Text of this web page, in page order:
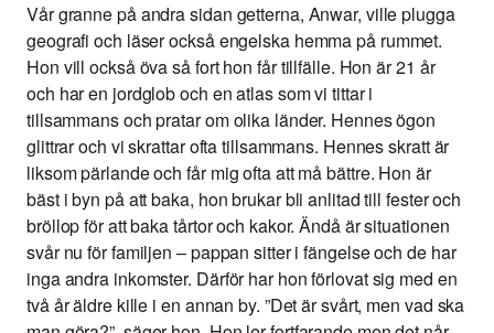
Vår granne på andra sidan getterna, Anwar, ville plugga
geografi och läser också engelska hemma på rummet.
Hon vill också öva så fort hon får tillfälle. Hon är 21 år
och har en jordglob och en atlas som vi tittar i
tillsammans och pratar om olika länder. Hennes ögon
glittrar och vi skrattar ofta tillsammans. Hennes skratt är
liksom pärlande och får mig ofta att må bättre. Hon är
bäst i byn på att baka, hon brukar bli anlitad till fester och
bröllop för att baka tårtor och kakor. Ändå är situationen
svår nu för familjen – pappan sitter i fängelse och de har
inga andra inkomster. Därför har hon förlovat sig med en
två år äldre kille i en annan by. ”Det är svårt, men vad ska